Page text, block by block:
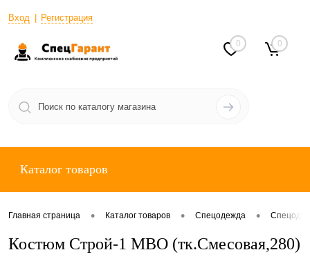
Вход Регистрация
0 0
Каталог товаров
Главная страница • Каталог товаров • Спецодежда •
Костюм Строй-1 МВО (тк.Смесовая,280)